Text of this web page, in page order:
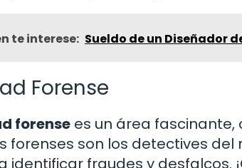
te interese: Sueldo de un Diseñador
Forense
forense es un área fascinante,
forenses son los detectives
identificar fraudes y desfalcos.